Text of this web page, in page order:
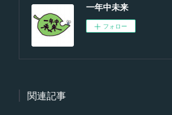
一年中未来
フォロー
関連記事